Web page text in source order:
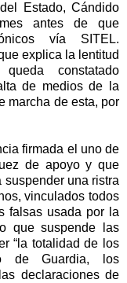
Estado, Cándido
antes de que
vía SITEL.
explica la lentitud
constatado
de medios de la
marcha de esta, por
firmada el uno de
de apoyo y que
una ristra
vinculados todos
falsas usada por la
que suspende las
“la totalidad de los
de Guardia, los
declaraciones de